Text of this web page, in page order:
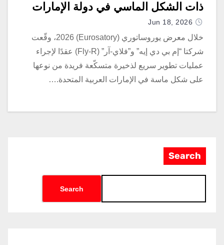
ذات الشكل الماسي في دولة الإمارات
العربية المتحدة
Jun 18, 2026
خلال معرض يوروساتوري (Eurosatory) 2026، وقّعت
شركتا “إم بي دي إيه” و”فلاي-آر” (Fly-R) عقدًا لإجراء
عمليات تطوير سريع لذخيرة متسكّعة فريدة من نوعها
على شكل ماسة في الإمارات العربية المتحدة.…
Search
Search